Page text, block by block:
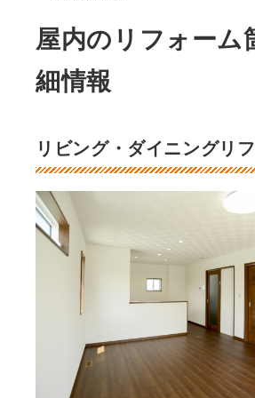
屋内のリフォーム
細情報
リビング・ダイニングリ